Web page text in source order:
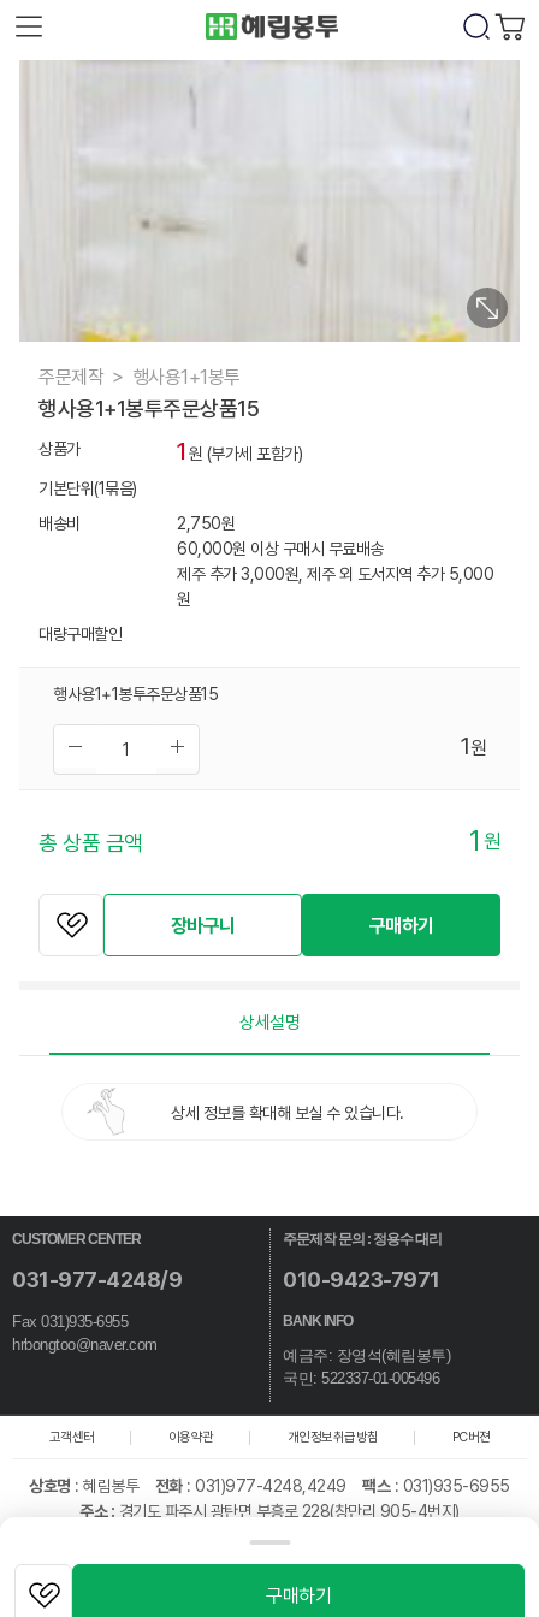
주문제작 행사용1+1봉투
행사용1+1봉투주문상품15
상품가 1원 (부가세 포함가)
기본단위(1묶음)
배송비
2,750원
60,000원 이상 구매시 무료배송
제주 추가 3,000원, 제주 외 도서지역 추가 5,000
원
대량구매할인
구매하기
행사용1+1봉투주문상품15
1원
총 상품 금액 1 원
장바구니 구매하기
상세설명
상세 정보를 확대해 보실 수 있습니다.
CUSTOMER CENTER
031-977-4248/9
Fax 031)935-6955
hrbongtoo@naver.com
주문제작 문의 : 정용수 대리
010-9423-7971
BANK INFO
예금주: 장영석(혜림봉투)
국민: 522337-01-005496
고객센터 이용약관 개인정보취급방침 PC버젼
상호명 :혜림봉투 전화: 031)977-4248,4249 팩스: 031)935-6955
주소 : 경기도 파주시 광탄면 부흥로 228(창만리 905-4번지)
개인정보책임자
통신판매업신고번호: 제 2019-경기파주-2100호
: 128-39-25691